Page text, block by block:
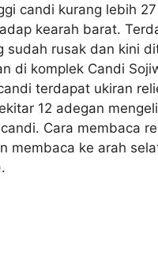
candi kurang lebih
kearah barat.
sudah rusak dan kini
di komplek Candi
terdapat ukiran
12 adegan
Cara membaca
membaca ke arah